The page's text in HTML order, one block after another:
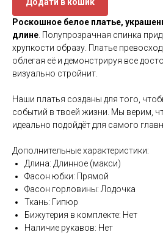
Роскошное белое платье,
длине . Полупрозрачная спинка
хрупкости образу. Платье
облегая её и демонстрируя все
визуально стройнит.
Наши платья созданы для того,
событий в твоей жизни. Мы верим,
идеально подойдёт для самого
Дополнительные характеристики:
Длина: Длинное (макси)
Фасон юбки: Прямой
Фасон горловины: Лодочка
Ткань: Гипюр
Бижутерия в комплекте: Нет
Наличие рукавов: Нет